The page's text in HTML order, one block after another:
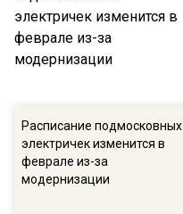
Расписание подмосковных
электричек изменится в
феврале из-за
модернизации